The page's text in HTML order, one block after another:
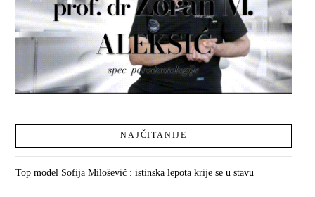
NAJČITANIJE
Top model Sofija Milošević : istinska lepota krije se u stavu